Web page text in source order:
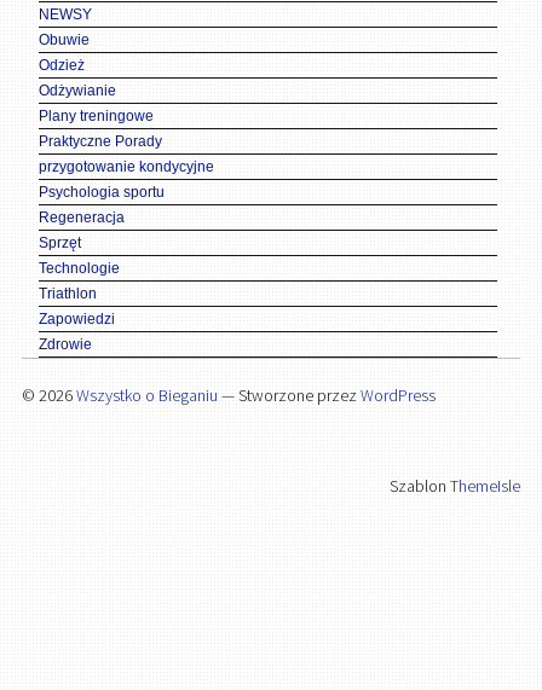
NEWSY
Obuwie
Odzież
Odżywianie
Plany treningowe
Praktyczne Porady
przygotowanie kondycyjne
Psychologia sportu
Regeneracja
Sprzęt
Technologie
Triathlon
Zapowiedzi
Zdrowie
© 2026Wszystko o Bieganiu — Stworzone przezWordPress
SzablonThemeIsle